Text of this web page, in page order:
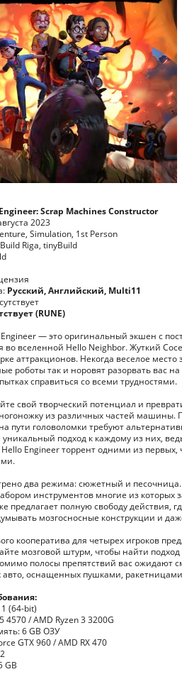
Scrap Machines Constructor
2023
Simulation, 1st Person
Riga, tinyBuild
Русский, Английский, Multi11
(RUNE)
— это оригинальный экшен с
во вселенной Hello Neighbor. Жуткий
аттракционов. Некогда веселое
роботы так и норовят разорвать вас
справиться со всеми трудностями.
свой творческий потенциал и
из различных частей машины.
пути головоломки требуют
подход к каждому из них,
Engineer торрент одними из
два режима: сюжетный и
инструментов многие из которых
предлагает полную свободу действия,
мозгосносные конструкции и
кооператива для четырех игроков
мозговой штурм, чтобы найти
полосы препятствий вас ожидают
авто, оснащенных пушками,
(64-bit)
4570 / AMD Ryzen 3 3200G
6 GB ОЗУ
GTX 960 / AMD RX 470
GB